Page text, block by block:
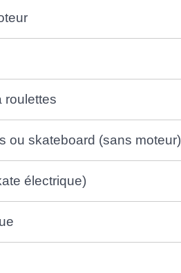
roulettes
ou skateboard (sans moteur)
électrique)